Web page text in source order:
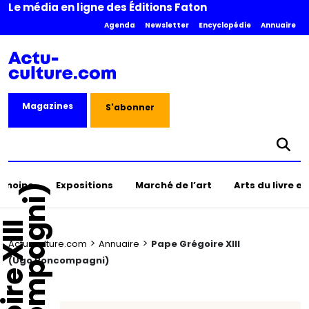
Le média en ligne des Éditions Faton
Agenda Newsletter Encyclopédie Annuaire
Magazines S'abonner
Expositions Marché de l’art Arts du livre
Actu-culture.com > Annuaire > Pape Grégoire XIII
(Ugo Boncompagni)